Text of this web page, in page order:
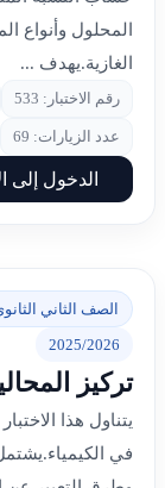
المحلول وأنواع
الغازية.يهدف ...
رقم الاختبار: 533
عدد الزيارات: 69
الدخول إلى
الصف الثاني
2025/2026
تركيز
يتناول هذا
في